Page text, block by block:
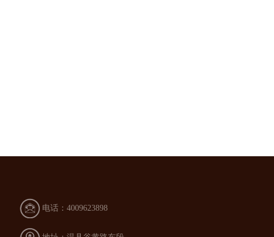
电话：4009623898